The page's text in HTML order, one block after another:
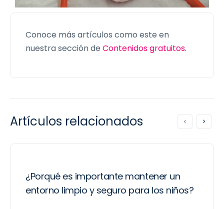
Conoce más artículos como este en
nuestra sección de Contenidos gratuitos.
Artículos relacionados
¿Porqué es importante mantener un
entorno limpio y seguro para los niños?